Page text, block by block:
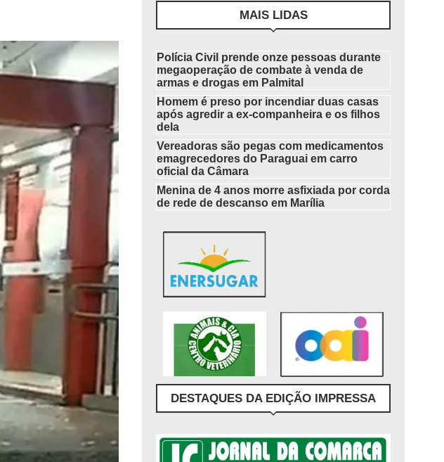
MAIS LIDAS
Polícia Civil prende onze pessoas durante
megaoperação de combate à venda de
armas e drogas em Palmital
Homem é preso por incendiar duas casas
após agredir a ex-companheira e os filhos
dela
Vereadoras são pegas com medicamentos
emagrecedores do Paraguai em carro
oficial da Câmara
Menina de 4 anos morre asfixiada por corda
de rede de descanso em Marília
DESTAQUES DA EDIÇÃO IMPRESSA